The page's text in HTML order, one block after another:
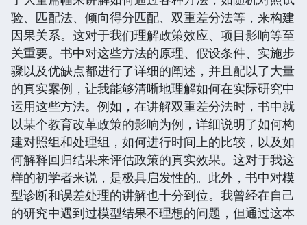
验、匹配法、倾向得分匹配、双重差分法等，来构建
因果关系。这对于我们理解政策效应、项目影响等至
关重要。书中对这些方法的原理、假设条件、实施步
骤以及优缺点都进行了详细的阐述，并且配以了大量
的真实案例，让我能够清晰地理解如何在实际研究中
运用这些方法。例如，在讲解双重差分法时，书中就
以某个教育改革政策的影响为例，详细说明了如何构
建对照组和处理组，如何进行时间上的比较，以及如
何解释回归结果来评估政策的真实效果。这对于我这
样的初学者来说，是极具启发性的。此外，书中对模
型诊断和误差处理的讲解也十分到位。我曾经在自己
的研究中遇到过模型结果不理想的问题，但通过这本